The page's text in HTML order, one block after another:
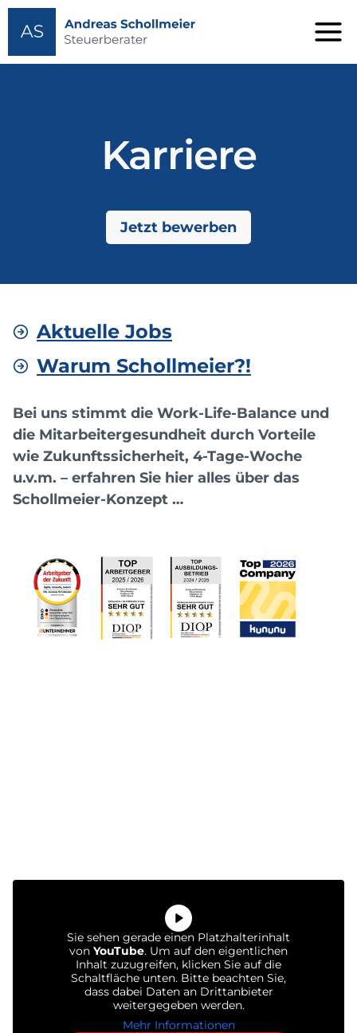
Zum
Inhalt
Karriere
Jetzt bewerben
Aktuelle Jobs
Warum Schollmeier?!
Bei uns stimmt die Work-Life-Balance und
die Mitarbeitergesundheit durch Vorteile
wie Zukunftssicherheit, 4-Tage-Woche
u.v.m. – erfahren Sie hier alles über das
Schollmeier-Konzept …
Sie sehen gerade einen Platzhalterinhalt
von YouTube. Um auf den eigentlichen
Inhalt zuzugreifen, klicken Sie auf die
Schaltfläche unten. Bitte beachten Sie,
dass dabei Daten an Drittanbieter
weitergegeben werden.
Mehr Informationen